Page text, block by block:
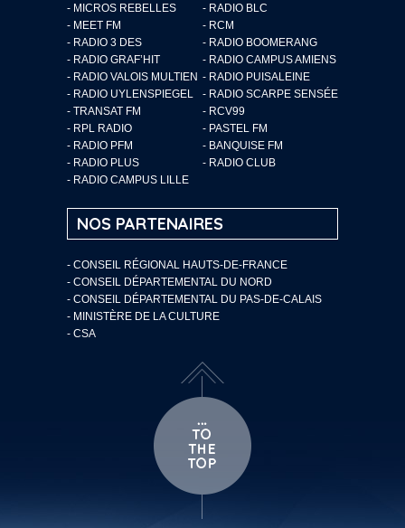
- MICROS REBELLES
- RADIO BLC
- MEET FM
- RCM
- RADIO 3 DES
- RADIO BOOMERANG
- RADIO GRAF’HIT
- RADIO CAMPUS AMIENS
- RADIO VALOIS MULTIEN - RADIO PUISALEINE
- RADIO UYLENSPIEGEL
- RADIO SCARPE SENSÉE
- TRANSAT FM
- RCV99
- RPL RADIO
- PASTEL FM
- RADIO PFM
- BANQUISE FM
- RADIO PLUS
- RADIO CLUB
- RADIO CAMPUS LILLE
NOS PARTENAIRES
- CONSEIL RÉGIONAL HAUTS-DE-FRANCE
- CONSEIL DÉPARTEMENTAL DU NORD
- CONSEIL DÉPARTEMENTAL DU PAS-DE-CALAIS
- MINISTÈRE DE LA CULTURE
- CSA